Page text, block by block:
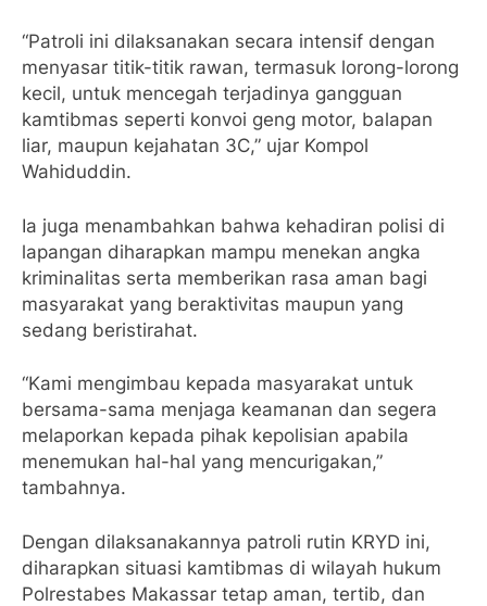
“Patroli ini dilaksanakan secara intensif dengan
menyasar titik-titik rawan, termasuk lorong-lorong
kecil, untuk mencegah terjadinya gangguan
kamtibmas seperti konvoi geng motor, balapan
liar, maupun kejahatan 3C,” ujar Kompol
Wahiduddin.
Ia juga menambahkan bahwa kehadiran polisi di
lapangan diharapkan mampu menekan angka
kriminalitas serta memberikan rasa aman bagi
masyarakat yang beraktivitas maupun yang
sedang beristirahat.
“Kami mengimbau kepada masyarakat untuk
bersama-sama menjaga keamanan dan segera
melaporkan kepada pihak kepolisian apabila
menemukan hal-hal yang mencurigakan,”
tambahnya.
Dengan dilaksanakannya patroli rutin KRYD ini,
diharapkan situasi kamtibmas di wilayah hukum
Polrestabes Makassar tetap aman, tertib, dan